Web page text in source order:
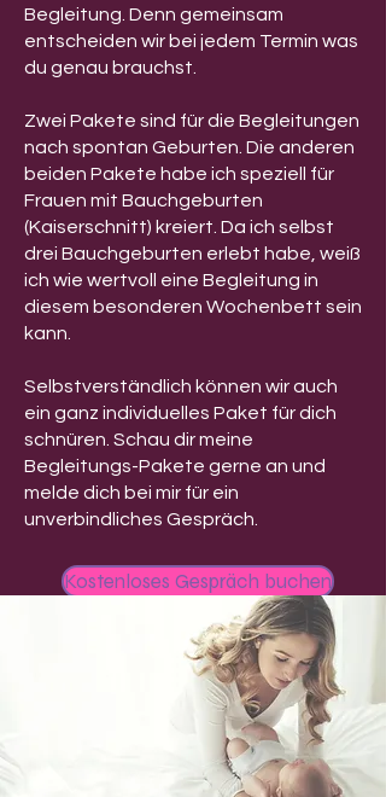
Begleitung. Denn gemeinsam
entscheiden wir bei jedem Termin was
du genau brauchst.
Zwei Pakete sind für die Begleitungen
nach spontan Geburten. Die anderen
beiden Pakete habe ich speziell für
Frauen mit Bauchgeburten
(Kaiserschnitt) kreiert. Da ich selbst
drei Bauchgeburten erlebt habe, weiß
ich wie wertvoll eine Begleitung in
diesem besonderen Wochenbett sein
kann.
Selbstverständlich können wir auch
ein ganz individuelles Paket für dich
schnüren. Schau dir meine
Begleitungs-Pakete gerne an und
melde dich bei mir für ein
unverbindliches Gespräch.
Kostenloses Gespräch buchen